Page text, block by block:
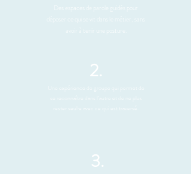
Des espaces de parole guidés pour
2.
Une expérience de groupe qui permet de
3.